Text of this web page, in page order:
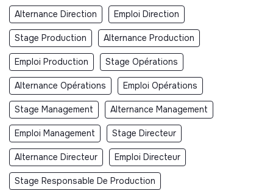
Alternance Direction Emploi Direction
Stage Production Alternance Production
Emploi Production Stage Opérations
Alternance Opérations Emploi Opérations
Stage Management Alternance Management
Emploi Management Stage Directeur
Alternance Directeur Emploi Directeur
Stage Responsable De Production